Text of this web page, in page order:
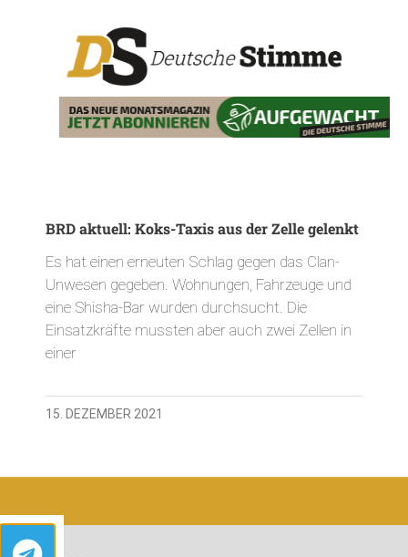
BRD aktuell: Koks-Taxis aus der Zelle gelenkt
Es hat einen erneuten Schlag gegen das Clan-
Unwesen gegeben. Wohnungen, Fahrzeuge und
eine Shisha-Bar wurden durchsucht. Die
Einsatzkräfte mussten aber auch zwei Zellen in
einer
15. DEZEMBER 2021